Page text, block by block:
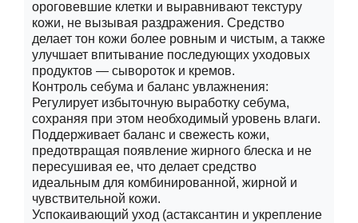
ороговевшие клетки и выравнивают текстуру
кожи, не вызывая раздражения. Средство
делает тон кожи более ровным и чистым, а также
улучшает впитывание последующих уходовых
продуктов — сывороток и кремов.
Контроль себума и баланс увлажнения:
Регулирует избыточную выработку себума,
сохраняя при этом необходимый уровень влаги.
Поддерживает баланс и свежесть кожи,
предотвращая появление жирного блеска и не
пересушивая ее, что делает средство
идеальным для комбинированной, жирной и
чувствительной кожи.
Успокаивающий уход (астаксантин и укрепление